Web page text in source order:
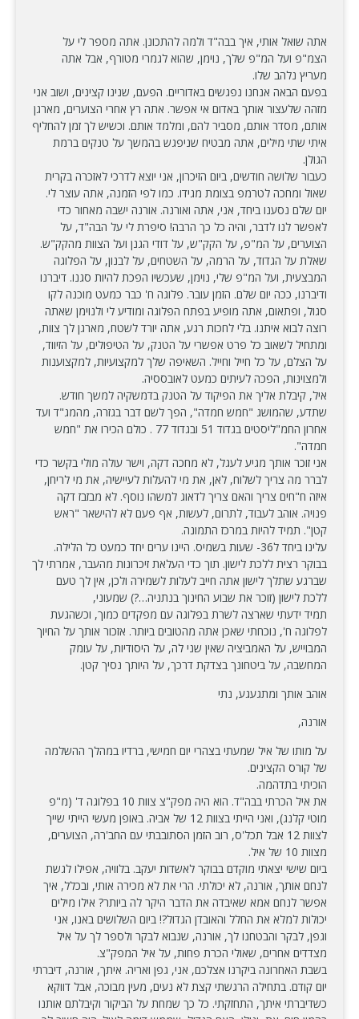
אתה שואל אותי, איך בבה"ד ולמה להתכונן. אתה מספר לי על
הצמ"פ ועל המ"פ שלך, נוימן, שהוא לגמרי מטורף, אבל אתה
מעריץ נלהב שלו.
בפעם הבאה אנחנו נפגשים באדוריים. הפעם, שנינו קצינים, ושוב אני
מזהה שלעצור אותך באדום אי אפשר. אתה רץ אחרי הצוערים, מארגן
אותם, מסדר אותם, מסביר להם, ומלמד אותם. וכשיש לך זמן להחליף
איתי שתי מילים, אתה מבטיח שניפגש בהמשך על טנקים ברמת
הגולן.
כעבור שלושה חודשים, ביום הזיכרון, אני יוצא לדרכי לאזכרה בקרית
שאול ומחכה לטרמפ בצומת מגידו. כמו לפי הזמנה, אתה עוצר לי.
יום שלם נסענו ביחד, אני, אתה ואורנה. אורנה ישבה מאחור כדי
לאפשר לנו לדבר, והיה כל כך הרבה! סיפרת לי על הבה"ד, על
הצוערים, על המ"פ, על הקק"ש, על דודי הגנן ועל הצוות מהקק"ש.
שאלת על הגדוד, על הרמה, על השטחים, על לבנון, על הפלוגה
המבצעית, ועל המ"פ שלי, נוימן, שעכשיו הפכת להיות סגנו. דיברנו
ודיברנו, ככה יום שלם. הזמן עובר. פלוגה ח' כבר כמעט מוכנה לקו
סגול, ופתאום, אתה מופיע בפתח הפלוגה ומודיע לי ולנוימן שאתה
רוצה לבוא איתנו. בלי לחכות רגע, אתה יורד לשטח, מארגן לך צוות,
ומתחיל לשאוב כל פרט אפשרי על הטנק, על הטיפולים, על הזיווד,
על הצלם, על כל חייל וחייל. השאיפה שלך למקצועיות, למקצוענות
ולמצוינות, הפכה לעיתים כמעט לאובססיה.
איל, קיבלת אליך את הפיקוד על הטנק בדמשקיה למשך חודש.
שתדע, שהמושג "חמש חמדה", הפך לשם דבר בגזרה, מהמג"ד ועד
אחרון החמ"ליסטים בגדוד 51 ובגדוד 77 . כולם הכירו את "חמש
חמדה".
אני זוכר אותך מגיע לעגל, לא מחכה דקה, וישר עולה מולי בקשר כדי
לברר מה צריך לשלוח, לאן, את מי להעלות לעיישיה, את מי לריחן,
איזה ח"חים צריך והאם צריך לדאוג למשהו נוסף. לא מבזבז דקה
פנויה. אוהב לעבוד, לתרום, לעשות, אף פעם לא להישאר "ראש
קטן". תמיד להיות במרכז התמונה.
עלינו ביחד ל36- שעות בשמיס. היינו ערים יחד כמעט כל הלילה.
בבוקר רצית ללכת לישון. תוך כדי העלאת זיכרונות מהעבר, אמרתי לך
שברגע שתלך לישון אתה חייב לעלות לשמירה ולכן, אין לך טעם
ללכת לישון (זוכר את שבוע החינוך בנתניה…?) שמעוני,
תמיד ידעתי שארצה לשרת בפלוגה עם מפקדים כמוך, וכשהגעת
לפלוגה ח', נוכחתי שאכן אתה מהטובים ביותר. אזכור אותך על החיוך
המבוייש, על האמביציה שאין שני לה, על היסודיות, על עומק
המחשבה, על ביטחונך בצדקת דרכך, על היותך נסיך קטן.
אוהב אותך ומתגעגע, נתי
אורנה,
על מותו של איל שמעתי בצהרי יום חמישי, ברדיו במהלך ההשלמה
של קורס הקצינים.
הוכיתי בתדהמה.
את איל הכרתי בבה"ד. הוא היה מפק"צ צוות 10 בפלוגה ד' (מ"פ
מוטי קלנג), ואני הייתי בצוות 12 של אביה. באופן מעשי הייתי שייך
לצוות 12 אבל תכל'ס, רוב הזמן הסתובבתי עם החב'רה, הצוערים,
מצוות 10 של איל.
ביום שישי יצאתי מוקדם בבוקר לאשדות יעקב. בלוויה, אפילו לגשת
לנחם אותך, אורנה, לא יכולתי. הרי את לא מכירה אותי, ובכלל, איך
אפשר לנחם אמא שאיבדה את הדבר היקר לה ביותר? אילו מילים
יכולות למלא את החלל והאובדן הגדול?! ביום השלושים באנו, אני
וגפן, לבקר והבטחנו לך, אורנה, שנבוא לבקר ולספר לך על איל
מצדדים אחרים, שאולי הכרת פחות, על איל המפק"צ.
בשבת האחרונה ביקרנו אצלכם, אני, גפן ואריה. איתך, אורנה, דיברתי
יום קודם. בתחילה הרגשתי קצת לא נעים, מעין מבוכה, אבל דווקא
כשדיברתי איתך, התחזקתי. כל כך שמחת על הביקור וקיבלתם אותנו